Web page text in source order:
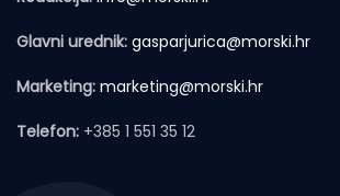
Glavni urednik: gasparjurica@morski.hr
Marketing: marketing@morski.hr
Telefon: +385 1 551 35 12